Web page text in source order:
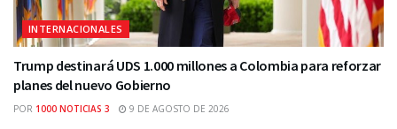
INTERNACIONALES
Trump destinará UDS 1.000 millones a Colombia para reforzar
planes del nuevo Gobierno
POR 1000 NOTICIAS 3 9 DE AGOSTO DE 2026